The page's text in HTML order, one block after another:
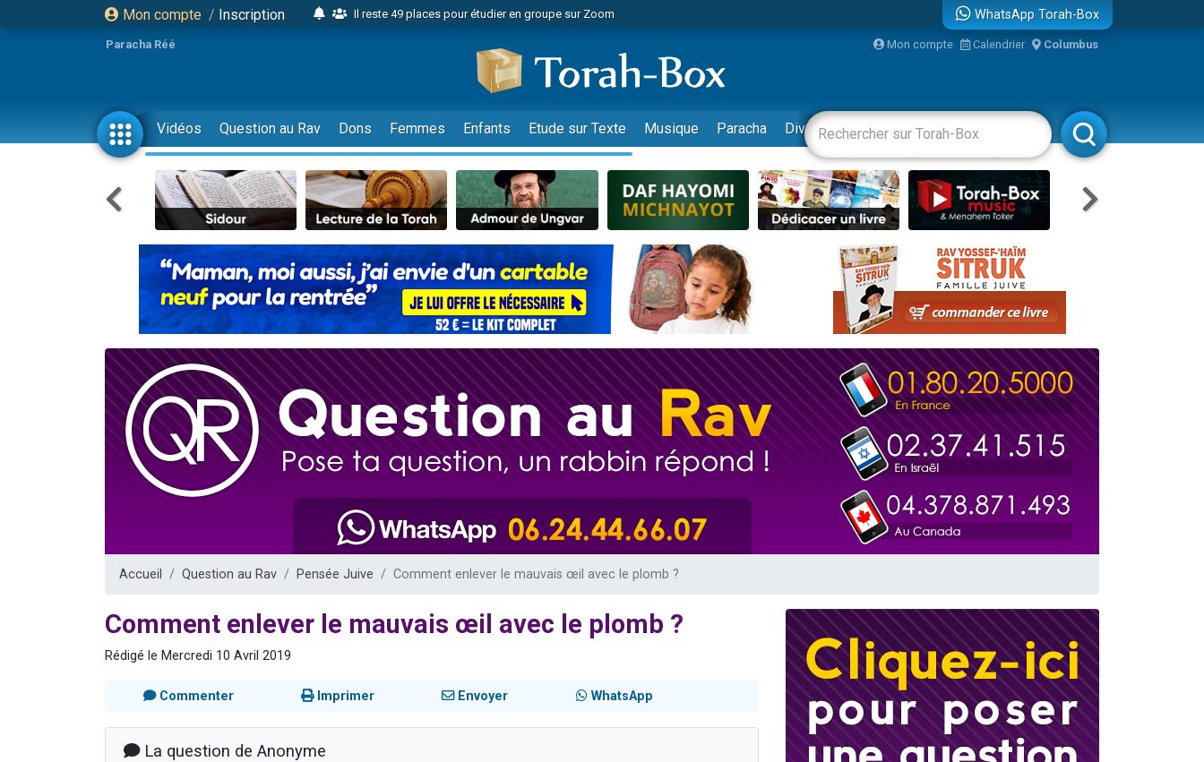
Mon compte / Inscription
Il reste 49 places pour étudier en groupe sur Zoom
2 personnes viennent de nous rejoindre sur WhatsApp
6 personnes viennent de nous rejoindre sur WhatsApp
4 personnes viennent de faire un don pour Reloger Rivka, 6 enfants, victime de violences...
2 personnes viennent de faire un don pour 1 Journée de Vacances Pour les Enfants
17 personnes viennent de demander une bénédiction
4 personnes viennent de nous rejoindre sur WhatsApp
Il reste 49 places pour étudier en groupe sur Zoom
Eva vient de donner son Maasser
4 personnes viennent de nous rejoindre sur WhatsApp
3 personnes viennent de nous rejoindre sur WhatsApp
Odaya vient de donner son Maasser
3 personnes viennent de faire un don pour 5 jours de vacances aux Orphelins
2 personnes viennent de nous rejoindre sur WhatsApp
13 personnes viennent de demander une bénédiction
Il reste 49 places pour étudier en groupe sur Zoom
12 nouvelles musiques dans Torah-Box Music
29 personnes viennent de demander une bénédiction
WhatsApp Torah-Box
Paracha Réé Mon compte Calendrier Columbus
Vidéos Question au Rav Dons Femmes Enfants Etude sur Texte Musique Paracha Divertissements Livres Rabbanim
Accueil Question au Rav Pensée Juive Comment enlever le mauvais œil avec le plomb ?
Comment enlever le mauvais œil avec le plomb ?
Rédigé le Mercredi 10 Avril 2019
Commenter Imprimer Envoyer WhatsApp
La question de Anonyme